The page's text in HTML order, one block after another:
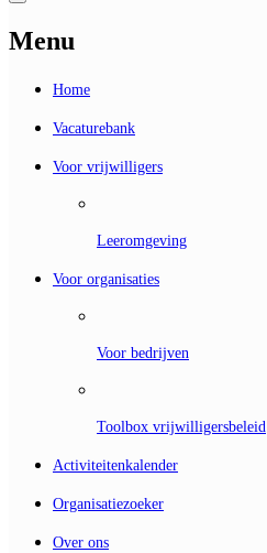
Menu
Home
Vacaturebank
Voor vrijwilligers
Leeromgeving
Voor organisaties
Voor bedrijven
Toolbox vrijwilligersbeleid
Activiteitenkalender
Organisatiezoeker
Over ons